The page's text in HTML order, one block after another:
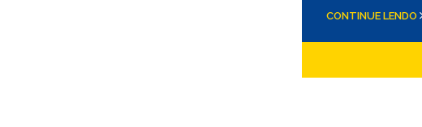
CONTINUE LENDO